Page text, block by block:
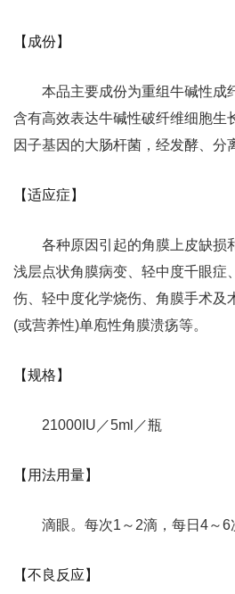
【成份】
本品主要成份为重组牛碱性成
含有高效表达牛碱性破纤维细胞生
因子基因的大肠杆菌，经发酵、分
【适应症】
各种原因引起的角膜上皮缺损
浅层点状角膜病变、轻中度千眼症
伤、轻中度化学烧伤、角膜手术及
(或营养性)单庖性角膜溃疡等。
【规格】
21000IU／5ml／瓶
【用法用量】
滴眼。每次1～2滴，每日4～6
【不良反应】